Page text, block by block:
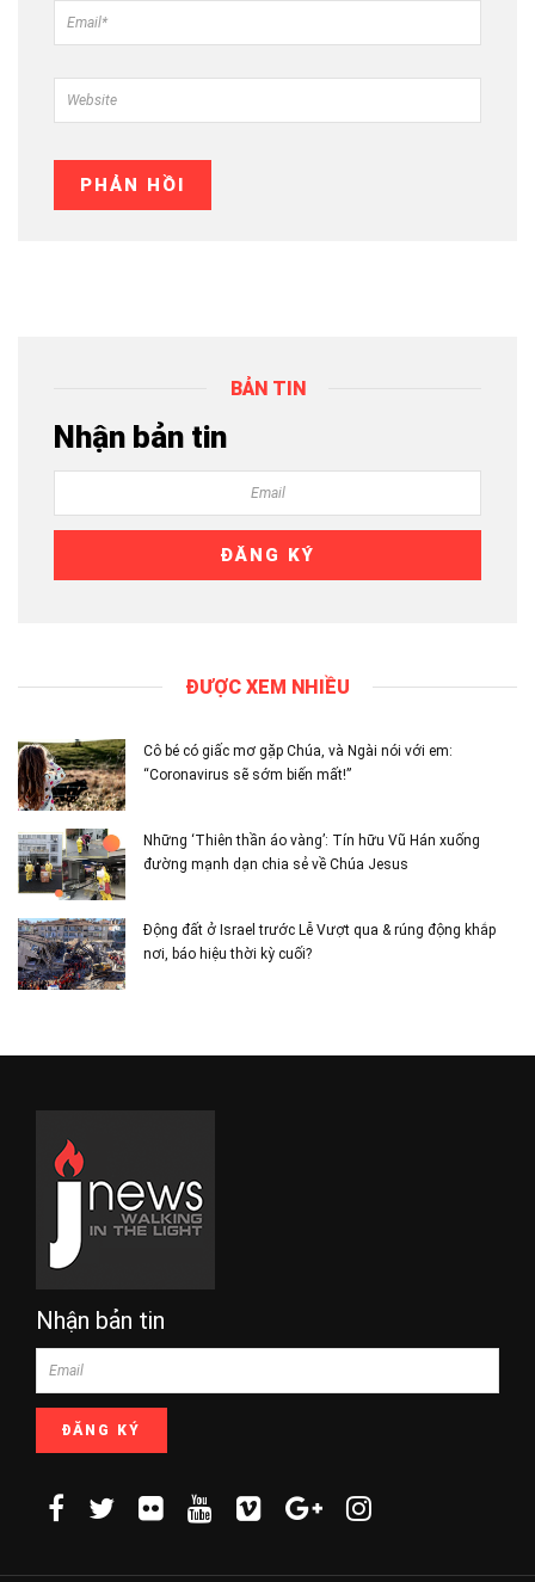
BẢN TIN
Nhận bản tin
ĐƯỢC XEM NHIỀU
Cô bé có giấc mơ gặp Chúa, và Ngài nói với em:
“Coronavirus sẽ sớm biến mất!”
Những ‘Thiên thần áo vàng’: Tín hữu Vũ Hán xuống
đường mạnh dạn chia sẻ về Chúa Jesus
Động đất ở Israel trước Lễ Vượt qua & rúng động khắp
nơi, báo hiệu thời kỳ cuối?
Nhận bản tin